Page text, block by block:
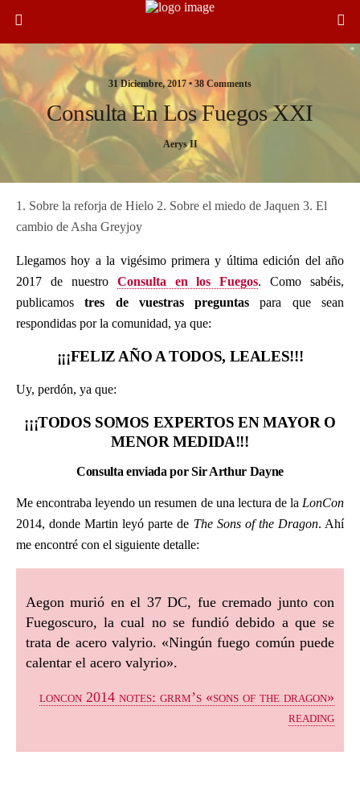
31 Diciembre, 2017 • 38 Comments
Consulta En Los Fuegos XXI
Aerys II
1. Sobre la reforja de Hielo 2. Sobre el miedo de Jaquen 3. El
cambio de Asha Greyjoy
Llegamos hoy a la vigésimo primera y última edición del año
2017 de nuestro Consulta en los Fuegos. Como sabéis,
publicamostres de vuestras preguntas para que sean
respondidas por la comunidad, ya que:
¡¡¡FELIZ AÑO A TODOS, LEALES!!!
Uy, perdón, ya que:
¡¡¡TODOS SOMOS EXPERTOS EN MAYOR O
MENOR MEDIDA!!!
Consulta enviada por Sir Arthur Dayne
Me encontraba leyendo un resumen de una lectura de la LonCon
2014, donde Martin leyó parte de The Sons of the Dragon. Ahí
me encontré con el siguiente detalle:
Aegon murió en el 37 DC, fue cremado junto con
Fuegoscuro, la cual no se fundió debido a que se
trata de acero valyrio. «Ningún fuego común puede
calentar el acero valyrio».
loncon 2014 notes: grrm’s «sons of the dragon»
reading